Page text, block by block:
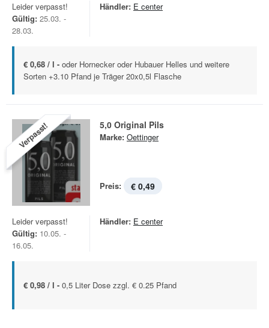
Leider verpasst!
Gültig: 25.03. -
28.03.
Händler: E center
€ 0,68 / l - oder Hornecker oder Hubauer Helles und weitere
Sorten +3.10 Pfand je Träger 20x0,5l Flasche
Verpasst! 5,0 Original Pils
Marke: Oettinger
Preis: € 0,49
Leider verpasst!
Gültig: 10.05. -
16.05.
Händler: E center
€ 0,98 / l - 0,5 Liter Dose zzgl. € 0.25 Pfand